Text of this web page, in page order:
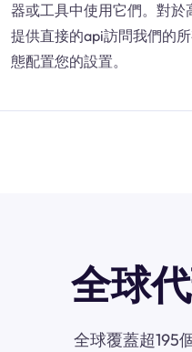
器或工具中使用它們。對於
提供直接的api訪問我們的
態配置您的設置。
全球
全球覆蓋超195